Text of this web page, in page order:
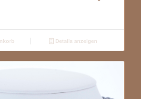
Details anzeigen